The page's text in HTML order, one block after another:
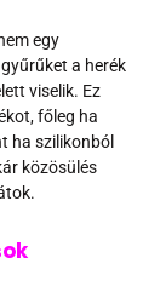
egy
a herék
viselik. Ez
főleg ha
ha szilikonból
közösülés